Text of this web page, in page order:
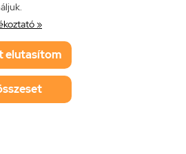
»
elutasítom
Hungary Bt.
ÁSZF
tájékoztató